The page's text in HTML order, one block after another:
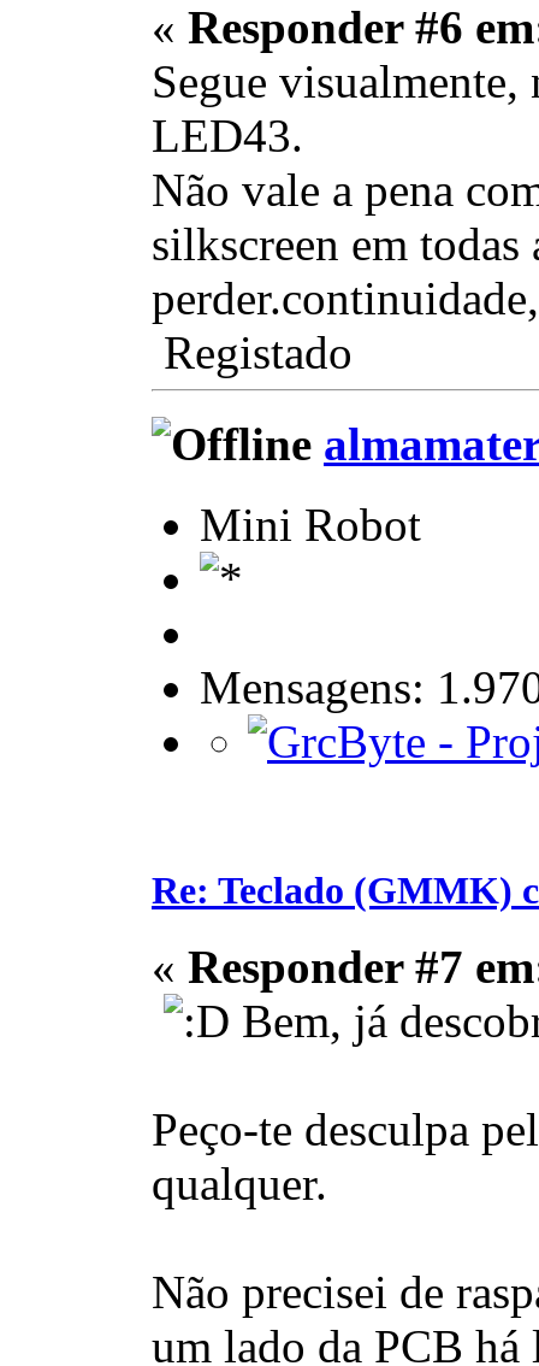
« Responder #6
Segue
LED43.
Não vale a pena
silkscreen em todas
Registado
Mini Robot
Mensagens:
Re: Teclado (GMMK)
« Responder #7
Bem, já
Peço-te desculpa
qualquer.
Não precisei de
um lado da PCB há